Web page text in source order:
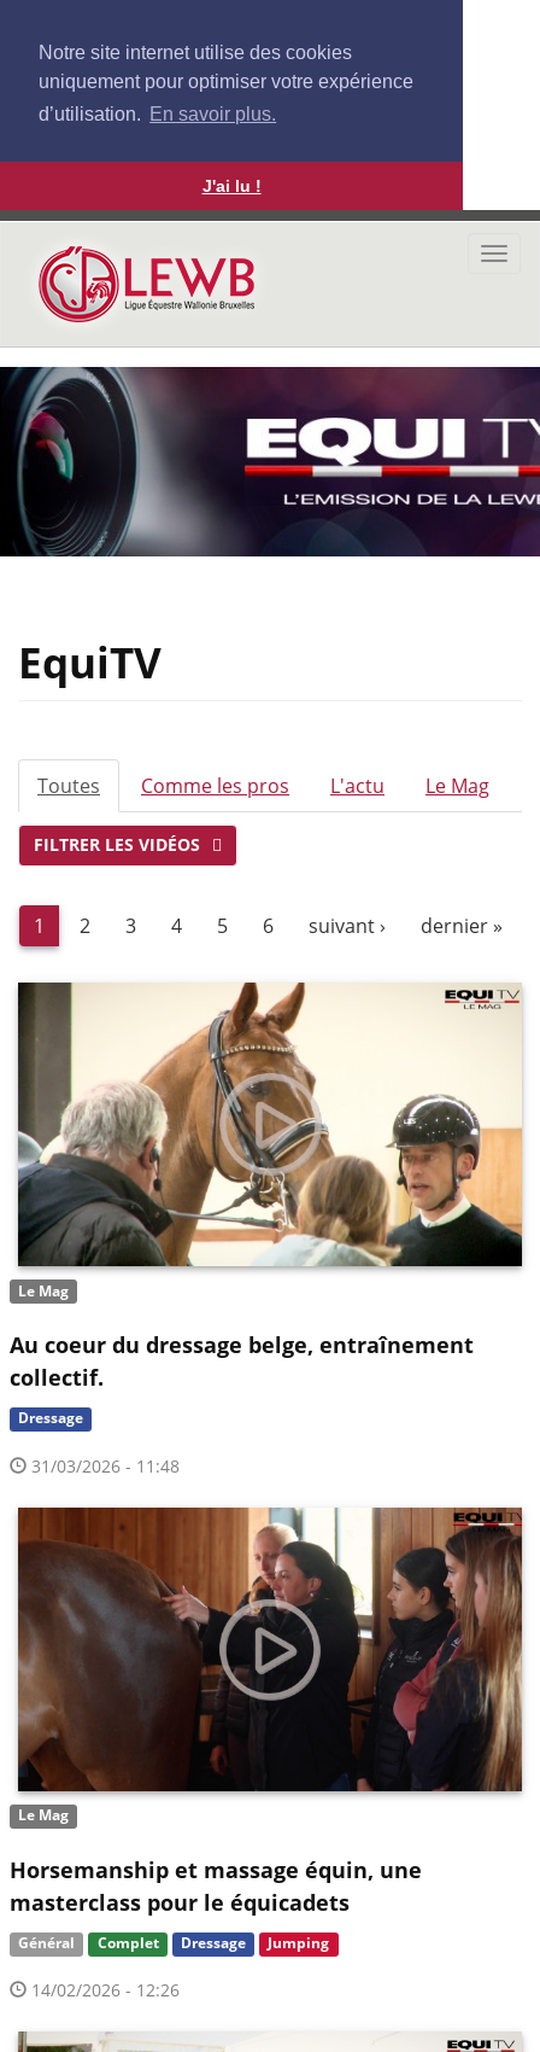
Notre site internet utilise des cookies
uniquement pour optimiser votre expérience
d’utilisation. En savoir plus.
J'ai lu !
Aller
contenu
principal
EquiTV
ONGLETS
PRINCIPAUX
Toutes (onglet
actif)
Comme les pros L'actu Le Mag
FILTRER LES VIDÉOS
1 2 3 4 5 6 suivant › dernier »
Le Mag
Au coeur du dressage belge, entraînement
collectif.
Dressage
31/03/2026 - 11:48
Le Mag
Horsemanship et massage équin, une
masterclass pour le équicadets
Général Complet Dressage Jumping
14/02/2026 - 12:26